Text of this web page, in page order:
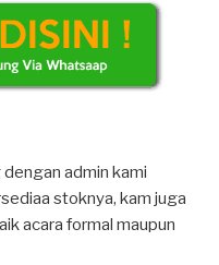
admin kami
stoknya, kam juga
acara formal maupun